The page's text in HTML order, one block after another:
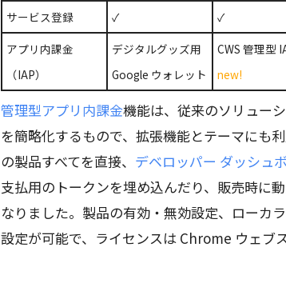
サービス登録
✓ ✓
アプリ内課金
（IAP）
デジタルグッズ用
Google ウォレット
CWS 管理型
new!
管理型アプリ内課金機能は、従来のソリュー
を簡略化するもので、拡張機能とテーマにも
の製品すべてを直接、 デベロッパー ダッシュ
支払用のトークンを埋め込んだり、販売時に
なりました。製品の有効・無効設定、ローカ
設定が可能で、ライセンスは Chrome ウェブ